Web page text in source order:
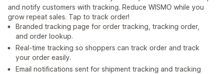
and notify customers with tracking. Reduce WISMO while you
grow repeat sales. Tap to track order!
Branded tracking page for order tracking, tracking order,
and order lookup.
Real-time tracking so shoppers can track order and track
your order easily.
Email notifications sent for shipment tracking and tracking